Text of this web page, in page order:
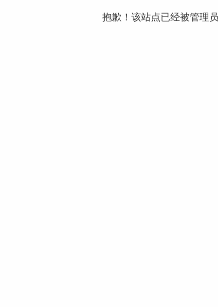
抱歉！该站点已经被管理